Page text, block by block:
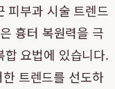
피부과 시술 트렌드
흉터 복원력을 극
요법에 있습니다.
트렌드를 선도하